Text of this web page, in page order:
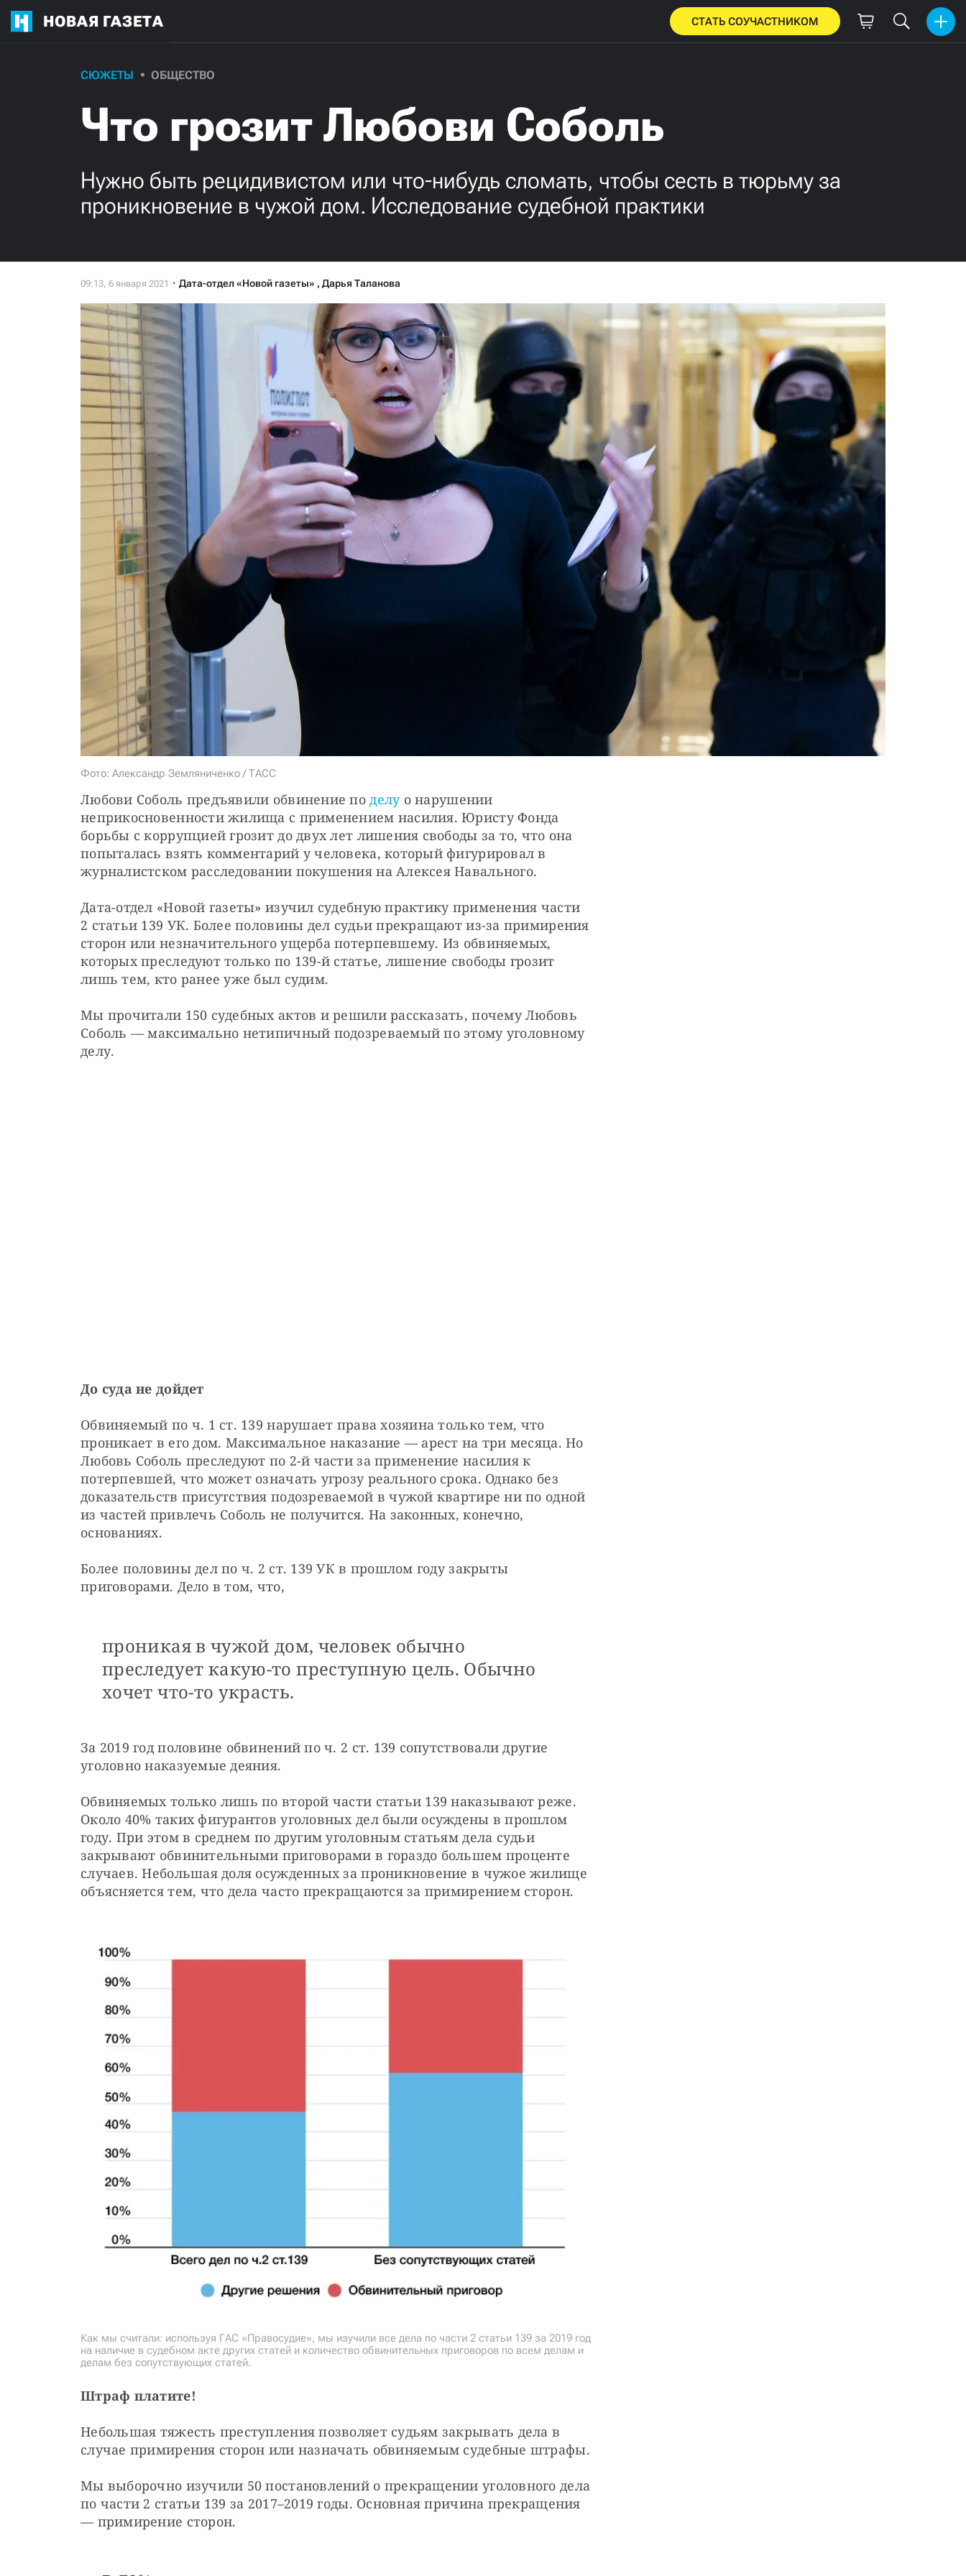
НОВАЯ ГАЗЕТА СТАТЬ СОУЧАСТНИКОМ
СЮЖЕТЫ ОБЩЕСТВО
Что грозит Любови Соболь
Нужно быть рецидивистом или что-нибудь сломать, чтобы сесть в тюрьму за
проникновение в чужой дом. Исследование судебной практики
Дата-отдел «Новой газеты» , Дарья Таланова
Фото: Александр Земляниченко / ТАСС
Любови Соболь предъявили обвинение по делу о нарушении
неприкосновенности жилища с применением насилия. Юристу Фонда
борьбы с коррупцией грозит до двух лет лишения свободы за то, что она
попыталась взять комментарий у человека, который фигурировал в
журналистском расследовании покушения на Алексея Навального.
Дата-отдел «Новой газеты» изучил судебную практику применения части
2 статьи 139 УК. Более половины дел судьи прекращают из-за примирения
сторон или незначительного ущерба потерпевшему. Из обвиняемых,
которых преследуют только по 139-й статье, лишение свободы грозит
лишь тем, кто ранее уже был судим.
Мы прочитали 150 судебных актов и решили рассказать, почему Любовь
Соболь — максимально нетипичный подозреваемый по этому уголовному
делу.
До суда не дойдет
Обвиняемый по ч. 1 ст. 139 нарушает права хозяина только тем, что
проникает в его дом. Максимальное наказание — арест на три месяца. Но
Любовь Соболь преследуют по 2-й части за применение насилия к
потерпевшей, что может означать угрозу реального срока. Однако без
доказательств присутствия подозреваемой в чужой квартире ни по одной
из частей привлечь Соболь не получится. На законных, конечно,
основаниях.
Более половины дел по ч. 2 ст. 139 УК в прошлом году закрыты
приговорами. Дело в том, что,
проникая в чужой дом, человек обычно
преследует какую-то преступную цель. Обычно
хочет что-то украсть.
За 2019 год половине обвинений по ч. 2 ст. 139 сопутствовали другие
уголовно наказуемые деяния.
Обвиняемых только лишь по второй части статьи 139 наказывают реже.
Около 40% таких фигурантов уголовных дел были осуждены в прошлом
году. При этом в среднем по другим уголовным статьям дела судьи
закрывают обвинительными приговорами в гораздо большем проценте
случаев. Небольшая доля осужденных за проникновение в чужое жилище
объясняется тем, что дела часто прекращаются за примирением сторон.
Как мы считали: используя ГАС «Правосудие», мы изучили все дела по части 2 статьи 139 за 2019 год
на наличие в судебном акте других статей и количество обвинительных приговоров по всем делам и
делам без сопутствующих статей.
Штраф платите!
Небольшая тяжесть преступления позволяет судьям закрывать дела в
случае примирения сторон или назначать обвиняемым судебные штрафы.
Мы выборочно изучили 50 постановлений о прекращении уголовного дела
по части 2 статьи 139 за 2017–2019 годы. Основная причина прекращения
— примирение сторон.